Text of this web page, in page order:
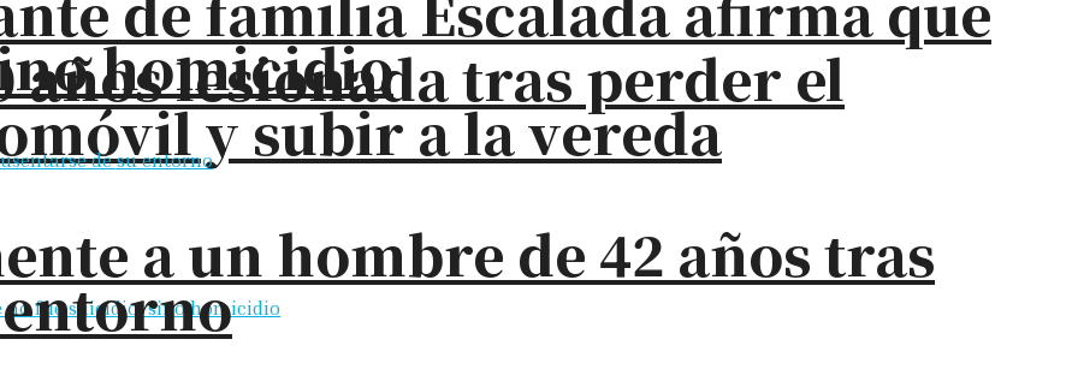
años lesionada tras perder el
y subir a la vereda
homicidio
a un hombre de 42 años tras